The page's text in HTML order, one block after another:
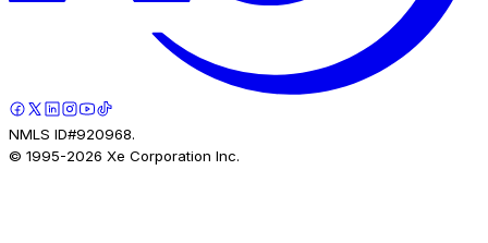
NMLS ID#920968.
© 1995-2026 Xe Corporation Inc.